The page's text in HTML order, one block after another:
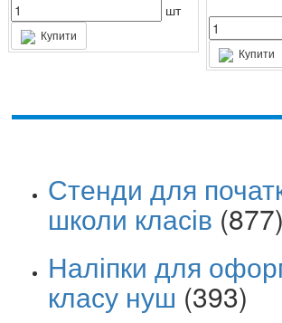
шт
Купити
Купити
Стенди для
школи класів (877)
Наліпки для
класу нуш (393)